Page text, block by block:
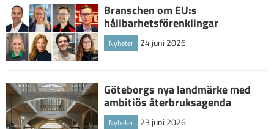
Branschen om EU:s
hållbarhetsförenklingar
Nyheter 24 juni 2026
Göteborgs nya landmärke med
ambitiös återbruksagenda
Nyheter 23 juni 2026